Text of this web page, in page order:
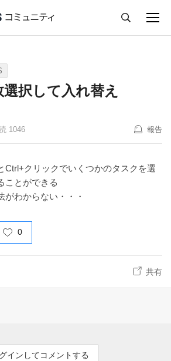
Ideas
択して入れ替え
1046 報告
Ctrl+クリックでいくつかのタスクを選
ことができる
がわからない・・・
0
共有
インしてコメントする